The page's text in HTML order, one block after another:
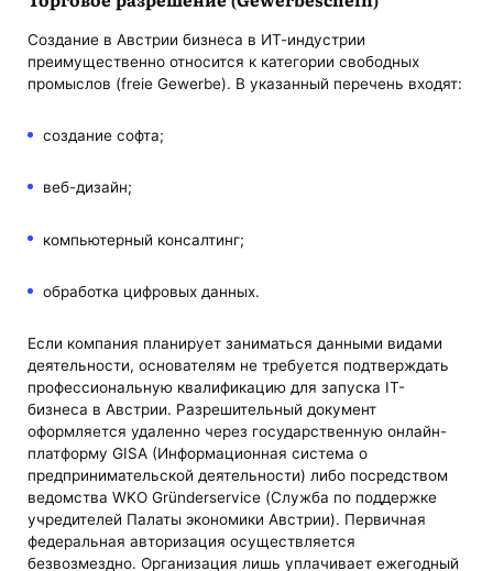
Создание в Австрии бизнеса в ИТ-индустрии
преимущественно относится к категории свободных
промыслов (freie Gewerbe). В указанный перечень входят:
создание софта;
веб-дизайн;
компьютерный консалтинг;
обработка цифровых данных.
Если компания планирует заниматься данными видами
деятельности, основателям не требуется подтверждать
профессиональную квалификацию для запуска IT-
бизнеса в Австрии. Разрешительный документ
оформляется удаленно через государственную онлайн-
платформу GISA (Информационная система о
предпринимательской деятельности) либо посредством
ведомства WKO Gründerservice (Служба по поддержке
учредителей Палаты экономики Австрии). Первичная
федеральная авторизация осуществляется
безвозмездно. Организация лишь уплачивает ежегодный